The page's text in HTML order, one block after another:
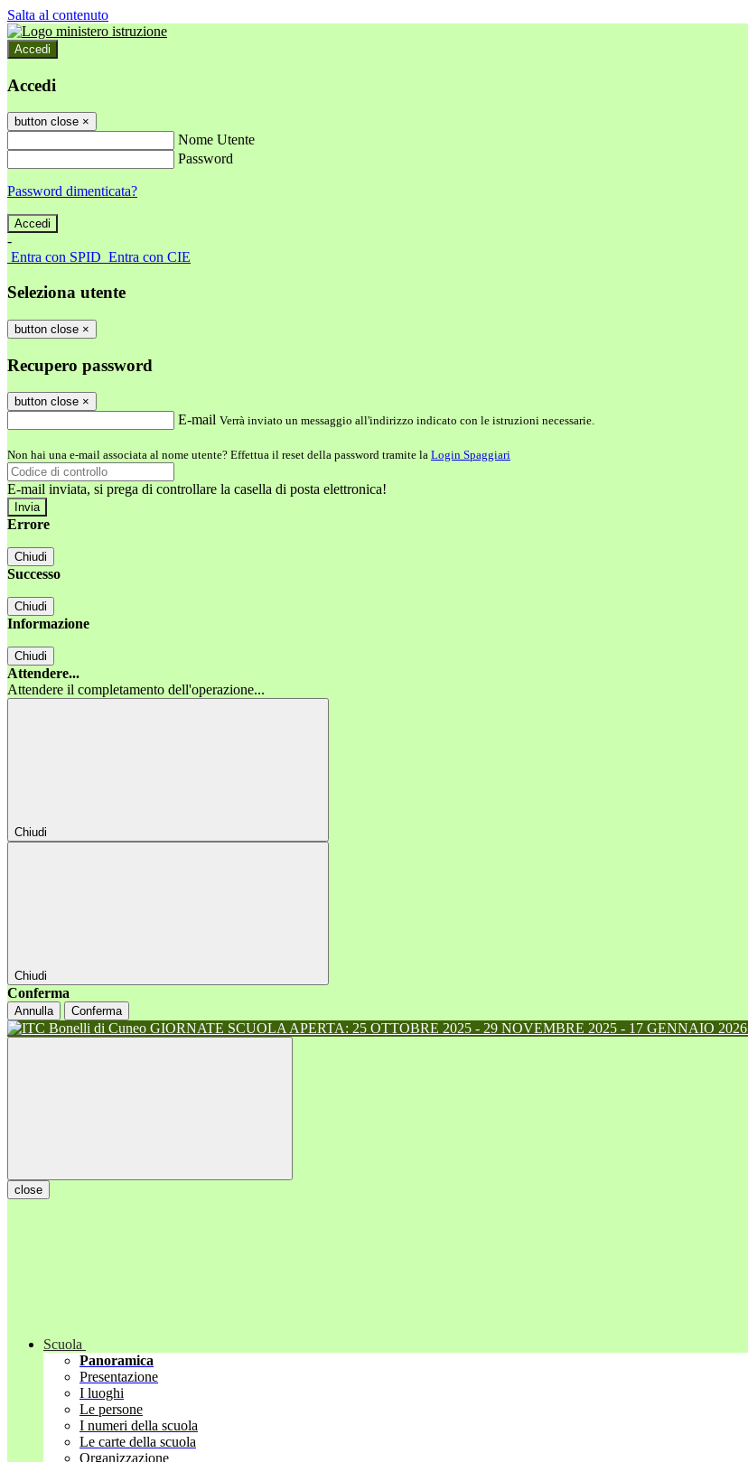
Salta al contenuto
Accedi
Accedi
button close ×
Nome Utente
Password
Password dimenticata?
-
Entra con SPID Entra con CIE
Seleziona utente
button close ×
Recupero password
button close ×
E-mail Verrà inviato un messaggio all'indirizzo indicato con le istruzioni necessarie.
Non hai una e-mail associata al nome utente? Effettua il reset della password tramite la Login Spaggiari
E-mail inviata, si prega di controllare la casella di posta elettronica!
Errore
Chiudi
Successo
Chiudi
Informazione
Chiudi
Attendere...
Attendere il completamento dell'operazione...
Chiudi
Chiudi
Conferma
Annulla Conferma
GIORNATE SCUOLA APERTA: 25 OTTOBRE 2025 - 29 NOVEMBRE 2025 - 17 GENNAIO 2026
close
Scuola
Panoramica
Presentazione
I luoghi
Le persone
I numeri della scuola
Le carte della scuola
Organizzazione